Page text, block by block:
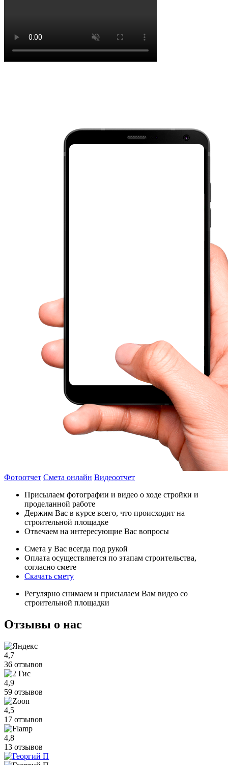
Фотоотчет Смета онлайн Видеоотчет
Присылаем фотографии и видео о ходе стройки и
проделанной работе
Держим Вас в курсе всего, что происходит на
строительной площадке
Отвечаем на интересующие Вас вопросы
Смета у Вас всегда под рукой
Оплата осуществляется по этапам строительства,
согласно смете
Скачать смету
Регулярно снимаем и присылаем Вам видео со
строительной площадки
Отзывы о нас
4,7
36 отзывов
4,9
59 отзывов
4,5
17 отзывов
4,8
13 отзывов